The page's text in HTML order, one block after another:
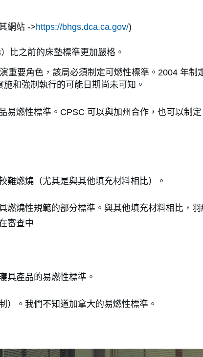
網站 ->https://bhgs.dca.ca.gov/)
比之前的床墊標準更加嚴格。
重要角色，該局必須制定可燃性標準。2004 年制
和強制執行的可能日期尚未可知。
燃性標準。CPSC 可以與加州合作，也可以制
難燃燒（尤其是與其他填充材料相比）。
燒性規範的部分標準。與其他填充材料相比，
審查中
具產品的易燃性標準。
）。我們不知道加拿大的易燃性標準。